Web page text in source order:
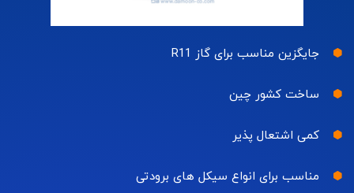
جایگزین مناسب برای گاز R11
ساخت کشور چین
کمی اشتعال پذیر
مناسب برای انواع سیکل های برودتی